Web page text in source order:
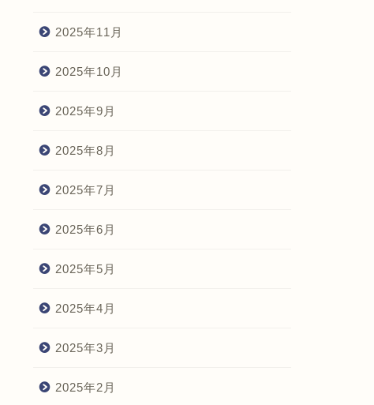
2025年11月
2025年10月
2025年9月
2025年8月
2025年7月
2025年6月
2025年5月
2025年4月
2025年3月
2025年2月